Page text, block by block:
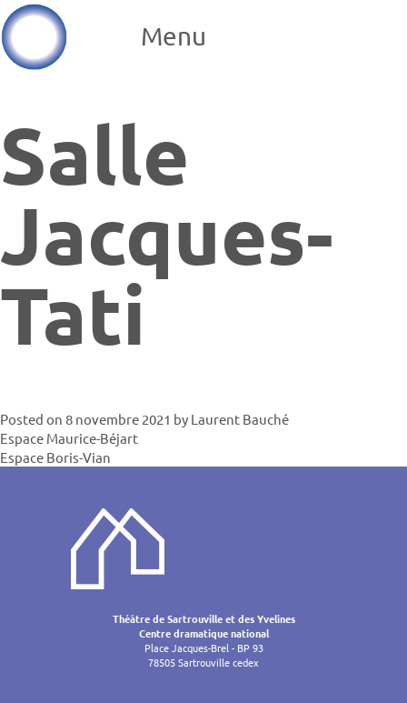
Menu
Salle
Jacques-
Tati
Posted on 8 novembre 2021 by Laurent Bauché
de
l’article
Espace Maurice-Béjart
Espace Boris-Vian
Théâtre de Sartrouville et des Yvelines
Centre dramatique national
Place Jacques-Brel - BP 93
78505 Sartrouville cedex